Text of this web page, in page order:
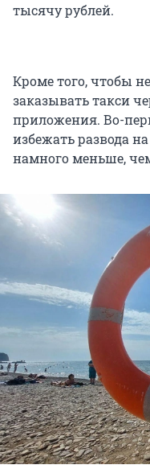
тысячу рублей.
Кроме того, чтобы
заказывать такси
приложения. Во-
избежать развода
намного меньше,